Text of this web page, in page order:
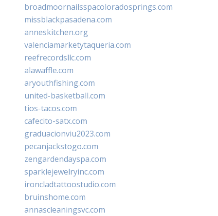
broadmoornailsspacoloradosprings.com
missblackpasadena.com
anneskitchen.org
valenciamarketytaqueria.com
reefrecordsllc.com
alawaffle.com
aryouthfishing.com
united-basketball.com
tios-tacos.com
cafecito-satx.com
graduacionviu2023.com
pecanjackstogo.com
zengardendayspa.com
sparklejewelryinc.com
ironcladtattoostudio.com
bruinshome.com
annascleaningsvc.com